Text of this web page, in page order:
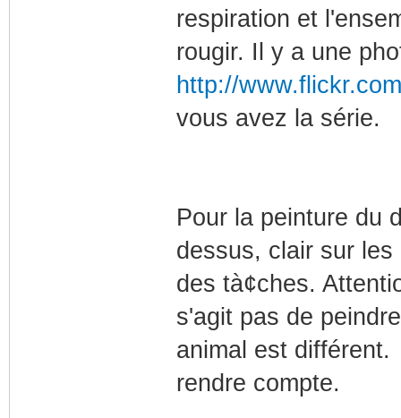
respiration et
rougir. Il y a une
http://
vous avez la série.
Pour la peinture du
dessus, clair sur
des tà¢ches.
s'agit pas de
animal est
rendre compte.